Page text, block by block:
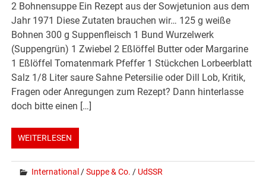
2 Bohnensuppe Ein Rezept aus der Sowjetunion aus dem
Jahr 1971 Diese Zutaten brauchen wir… 125 g weiße
Bohnen 300 g Suppenfleisch 1 Bund Wurzelwerk
(Suppengrün) 1 Zwiebel 2 Eßlöffel Butter oder Margarine
1 Eßlöffel Tomatenmark Pfeffer 1 Stückchen Lorbeerblatt
Salz 1/8 Liter saure Sahne Petersilie oder Dill Lob, Kritik,
Fragen oder Anregungen zum Rezept? Dann hinterlasse
doch bitte einen […]
WEITERLESEN
International /Suppe & Co. / UdSSR